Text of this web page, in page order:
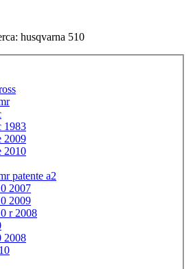
husqvarna 510
1983
2009
2010
patente a2
2007
2009
r 2008
2008